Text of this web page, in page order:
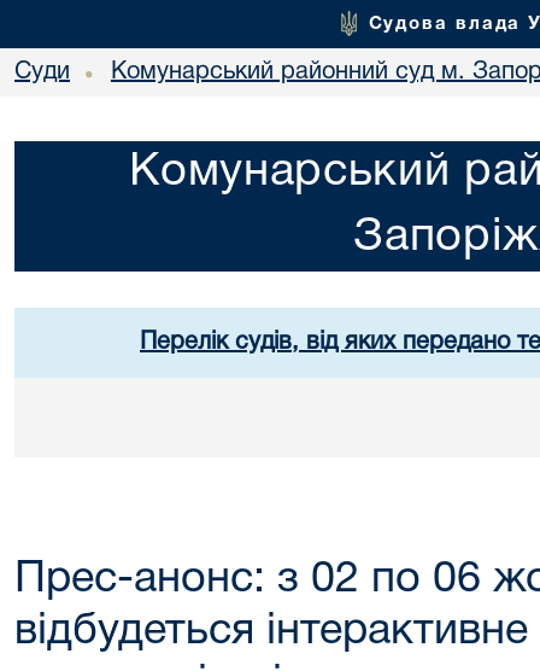
Судова влада
Суди • Комунарський районний суд м.
Комунарський
Перелік судів, від яких передано
Прес-анонс: з 02 по 06
відбудеться